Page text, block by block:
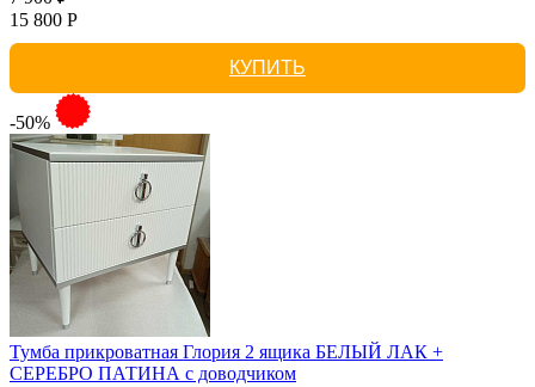
15 800 Р
КУПИТЬ
-50%
Тумба прикроватная Глория 2 ящика БЕЛЫЙ ЛАК +
СЕРЕБРО ПАТИНА с доводчиком